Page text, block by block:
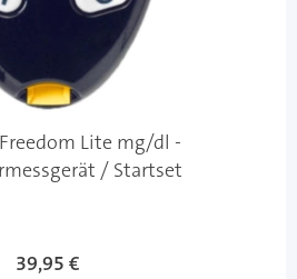
Lite mg/dl -
/ Startset
39,95 €